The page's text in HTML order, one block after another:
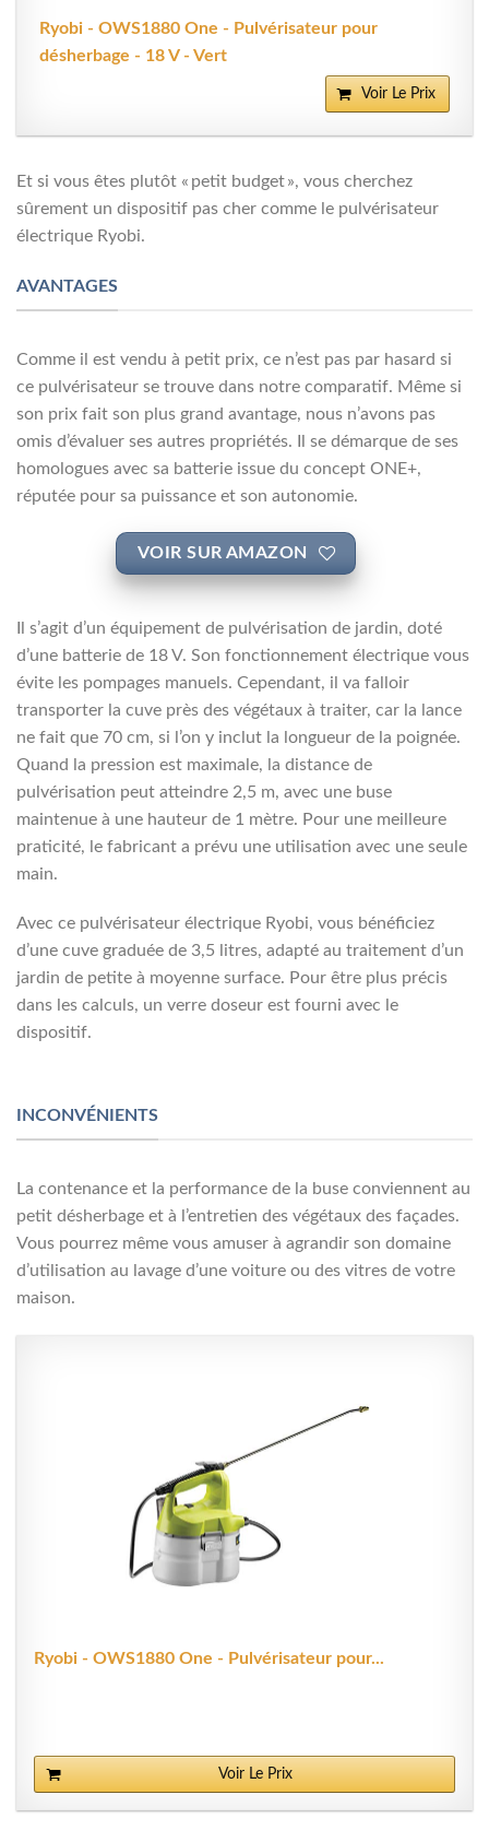
Ryobi - OWS1880 One - Pulvérisateur pour
désherbage - 18 V - Vert
Voir Le Prix
Et si vous êtes plutôt « petit budget », vous cherchez
sûrement un dispositif pas cher comme le pulvérisateur
électrique Ryobi.
AVANTAGES
Comme il est vendu à petit prix, ce n’est pas par hasard si
ce pulvérisateur se trouve dans notre comparatif. Même si
son prix fait son plus grand avantage, nous n’avons pas
omis d’évaluer ses autres propriétés. Il se démarque de ses
homologues avec sa batterie issue du concept ONE+,
réputée pour sa puissance et son autonomie.
VOIR SUR AMAZON
Il s’agit d’un équipement de pulvérisation de jardin, doté
d’une batterie de 18 V. Son fonctionnement électrique vous
évite les pompages manuels. Cependant, il va falloir
transporter la cuve près des végétaux à traiter, car la lance
ne fait que 70 cm, si l’on y inclut la longueur de la poignée.
Quand la pression est maximale, la distance de
pulvérisation peut atteindre 2,5 m, avec une buse
maintenue à une hauteur de 1 mètre. Pour une meilleure
praticité, le fabricant a prévu une utilisation avec une seule
main.
Avec ce pulvérisateur électrique Ryobi, vous bénéficiez
d’une cuve graduée de 3,5 litres, adapté au traitement d’un
jardin de petite à moyenne surface. Pour être plus précis
dans les calculs, un verre doseur est fourni avec le
dispositif.
INCONVÉNIENTS
La contenance et la performance de la buse conviennent au
petit désherbage et à l’entretien des végétaux des façades.
Vous pourrez même vous amuser à agrandir son domaine
d’utilisation au lavage d’une voiture ou des vitres de votre
maison.
Ryobi - OWS1880 One - Pulvérisateur pour...
Voir Le Prix